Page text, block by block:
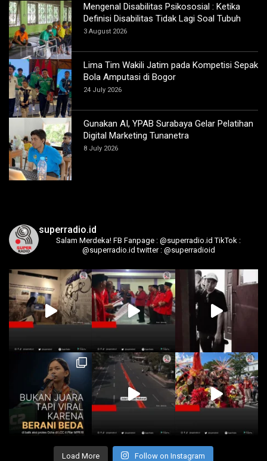
Mengenal Disabilitas Psikososial : Ketika
Definisi Disabilitas Tidak Lagi Soal Tubuh
3 August 2026
Lima Tim Wakili Jatim pada Kompetisi Sepak
Bola Amputasi di Bogor
24 July 2026
Gunakan AI, YPAB Surabaya Gelar Pelatihan
Digital Marketing Tunanetra
8 July 2026
superradio.id
Salam Merdeka! FB Fanpage : @superradio.id TikTok :
@superradio.id twitter : @superradioid
Load More Follow on Instagram